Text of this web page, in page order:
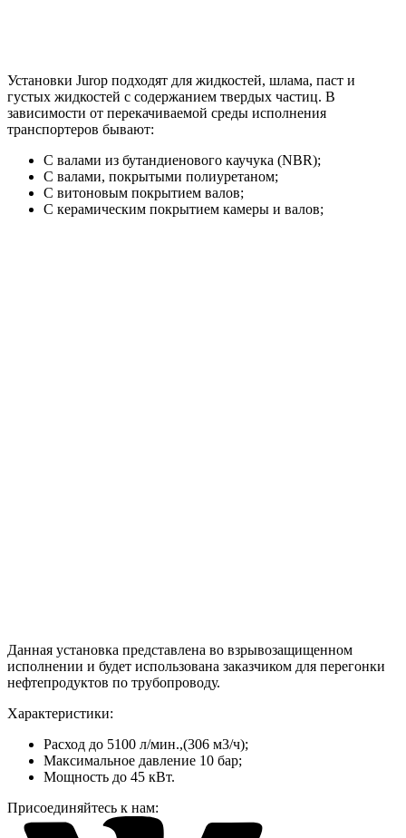
Установки Jurop подходят для жидкостей, шлама, паст и
густых жидкостей с содержанием твердых частиц. В
зависимости от перекачиваемой среды исполнения
транспортеров бывают:
С валами из бутандиенового каучука (NBR);
C валами, покрытыми полиуретаном;
С витоновым покрытием валов;
С керамическим покрытием камеры и валов;
Данная установка представлена во взрывозащищенном
исполнении и будет использована заказчиком для перегонки
нефтепродуктов по трубопроводу.
Характеристики:
Расход до 5100 л/мин.,(306 м3/ч);
Максимальное давление 10 бар;
Мощность до 45 кВт.
Присоединяйтесь к нам: